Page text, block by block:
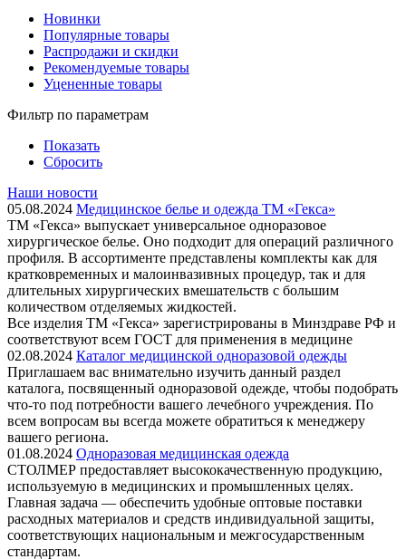
Новинки
Популярные товары
Распродажи и скидки
Рекомендуемые товары
Уцененные товары
Фильтр по параметрам
Показать
Сбросить
Наши новости
05.08.2024 Медицинское белье и одежда ТМ «Гекса»
ТМ «Гекса» выпускает универсальное одноразовое
хирургическое белье. Оно подходит для операций различного
профиля. В ассортименте представлены комплекты как для
кратковременных и малоинвазивных процедур, так и для
длительных хирургических вмешательств с большим
количеством отделяемых жидкостей.
Все изделия ТМ «Гекса» зарегистрированы в Минздраве РФ и
соответствуют всем ГОСТ для применения в медицине
02.08.2024 Каталог медицинской одноразовой одежды
Приглашаем вас внимательно изучить данный раздел
каталога, посвященный одноразовой одежде, чтобы подобрать
что-то под потребности вашего лечебного учреждения. По
всем вопросам вы всегда можете обратиться к менеджеру
вашего региона.
01.08.2024 Одноразовая медицинская одежда
СТОЛМЕР предоставляет высококачественную продукцию,
используемую в медицинских и промышленных целях.
Главная задача — обеспечить удобные оптовые поставки
расходных материалов и средств индивидуальной защиты,
соответствующих национальным и межгосударственным
стандартам.